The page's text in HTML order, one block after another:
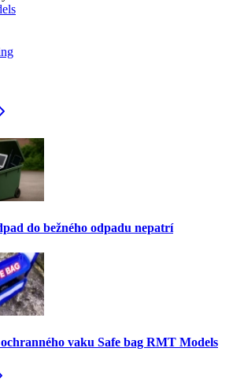
do bežného odpadu nepatrí
vaku Safe bag RMT Models